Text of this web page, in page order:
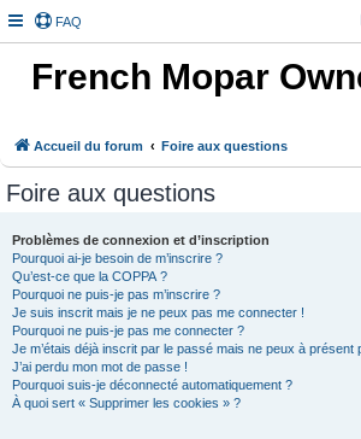
FAQ
French Mopar
Accueil du forum Foire aux questions
Foire aux questions
Problèmes de connexion et d’inscription
Pourquoi ai-je besoin de m’inscrire ?
Qu’est-ce que la COPPA ?
Pourquoi ne puis-je pas m’inscrire ?
Je suis inscrit mais je ne peux pas me connecter !
Pourquoi ne puis-je pas me connecter ?
Je m’étais déjà inscrit par le passé mais ne peux à présent
J’ai perdu mon mot de passe !
Pourquoi suis-je déconnecté automatiquement ?
À quoi sert « Supprimer les cookies » ?